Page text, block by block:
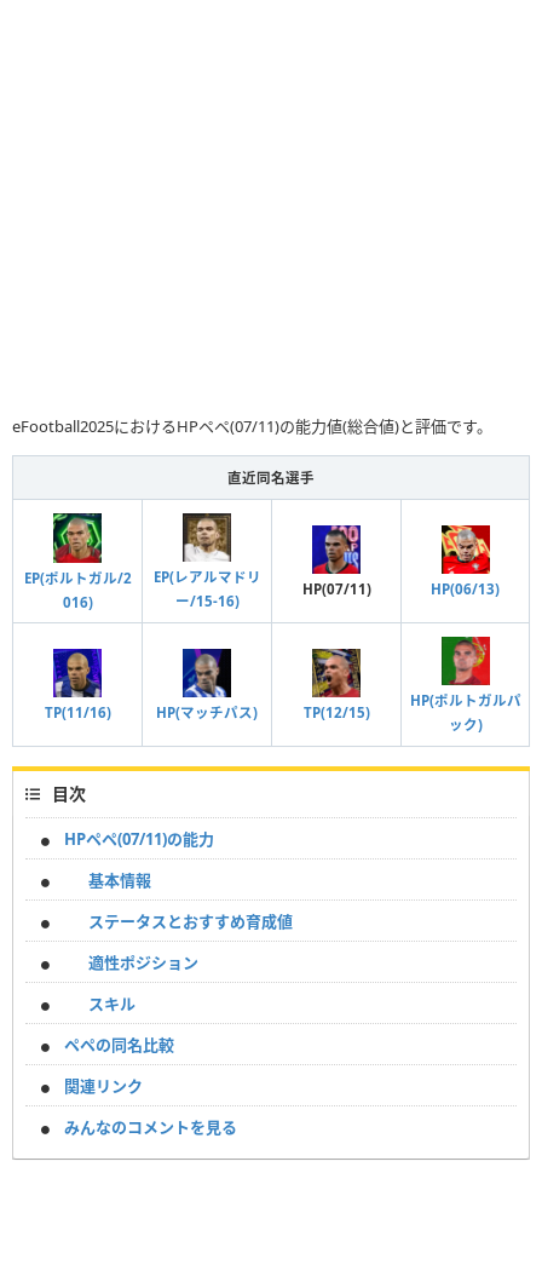
eFootball2025におけるHPペペ(07/11)の能力値(総合値)と評価です。
直近同名選手
EP(ポルトガル/2
016)
EP(レアルマドリ
ー/15-16)
HP(07/11) HP(06/13)
TP(11/16) HP(マッチパス) TP(12/15)
HP(ポルトガルパ
ック)
目次
HPペペ(07/11)の能力
基本情報
ステータスとおすすめ育成値
適性ポジション
スキル
ペペの同名比較
関連リンク
みんなのコメントを見る